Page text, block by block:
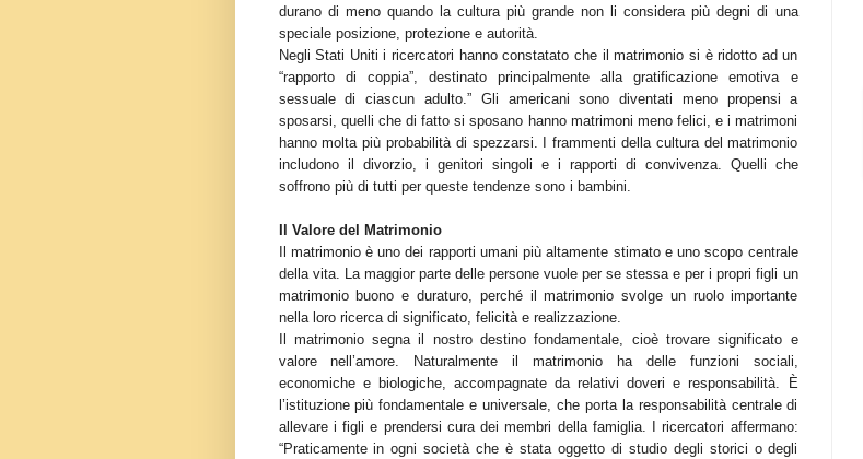
durano di meno quando la cultura più grande non li considera più degni di una
speciale posizione, protezione e autorità.
Negli Stati Uniti i ricercatori hanno constatato che il matrimonio si è ridotto ad un
“rapporto di coppia”, destinato principalmente alla gratificazione emotiva e
sessuale di ciascun adulto.” Gli americani sono diventati meno propensi a
sposarsi, quelli che di fatto si sposano hanno matrimoni meno felici, e i matrimoni
hanno molta più probabilità di spezzarsi. I frammenti della cultura del matrimonio
includono il divorzio, i genitori singoli e i rapporti di convivenza. Quelli che
soffrono più di tutti per queste tendenze sono i bambini.
Il Valore del Matrimonio
Il matrimonio è uno dei rapporti umani più altamente stimato e uno scopo centrale
della vita. La maggior parte delle persone vuole per se stessa e per i propri figli un
matrimonio buono e duraturo, perché il matrimonio svolge un ruolo importante
nella loro ricerca di significato, felicità e realizzazione.
Il matrimonio segna il nostro destino fondamentale, cioè trovare significato e
valore nell’amore. Naturalmente il matrimonio ha delle funzioni sociali,
economiche e biologiche, accompagnate da relativi doveri e responsabilità. È
l’istituzione più fondamentale e universale, che porta la responsabilità centrale di
allevare i figli e prendersi cura dei membri della famiglia. I ricercatori affermano:
“Praticamente in ogni società che è stata oggetto di studio degli storici o degli